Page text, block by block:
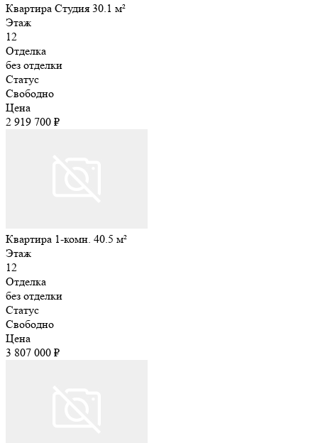
Квартира Студия 30.1 м²
Этаж
12
Отделка
без отделки
Статус
Свободно
Цена
2 919 700 ₽
Квартира 1-комн. 40.5 м²
Этаж
12
Отделка
без отделки
Статус
Свободно
Цена
3 807 000 ₽